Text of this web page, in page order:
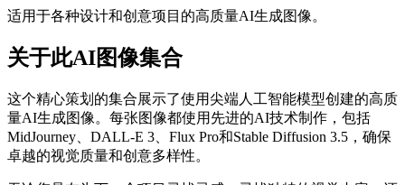
适用于各种设计和创意项目的高质量AI生成图像。
关于此AI图像集合
这个精心策划的集合展示了使用尖端人工智能模型创建的高质
量AI生成图像。每张图像都使用先进的AI技术制作，包括
MidJourney、DALL-E 3、Flux Pro和Stable Diffusion 3.5，确保
卓越的视觉质量和创意多样性。